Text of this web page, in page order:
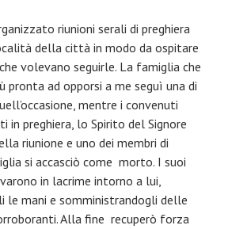
riunioni serali di preghiera
della città in modo da ospitare
volevano seguirle. La famiglia che
pronta ad opporsi a me seguì una di
mentre i convenuti
in preghiera, lo Spirito del Signore
riunione e uno dei membri di
si accasciò come morto. I suoi
in lacrime intorno a lui,
le mani e somministrandogli delle
Alla fine recuperò forza